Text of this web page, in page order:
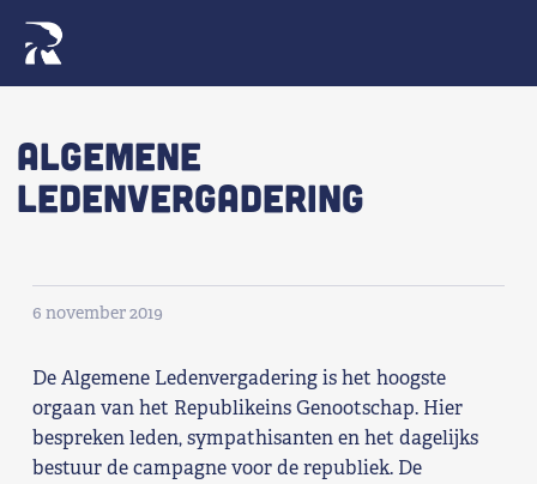
Wat we doen
Wie we zijn
Nieuws
Algemene
Ledenvergadering
6 november 2019
De Algemene Ledenvergadering is het hoogste
orgaan van het Republikeins Genootschap. Hier
bespreken leden, sympathisanten en het dagelijks
bestuur de campagne voor de republiek. De